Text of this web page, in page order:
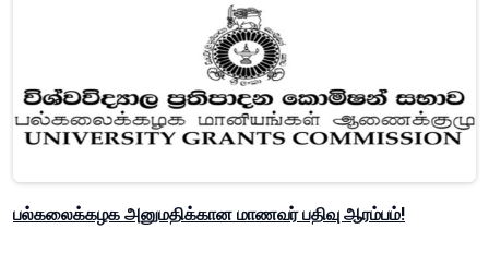
பல்கலைக்கழக அனுமதிக்கான மாணவர் பதிவு ஆரம்பம்!